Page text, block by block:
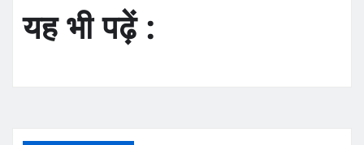
यह भी पढ़ें :